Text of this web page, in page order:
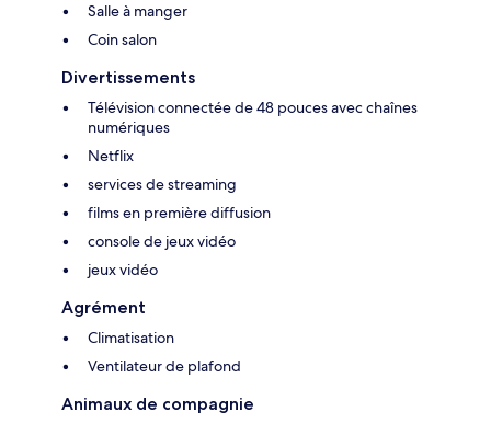
Salle à manger
Coin salon
Divertissements
Télévision connectée de 48 pouces avec chaînes
numériques
Netflix
services de streaming
films en première diffusion
console de jeux vidéo
jeux vidéo
Agrément
Climatisation
Ventilateur de plafond
Animaux de compagnie